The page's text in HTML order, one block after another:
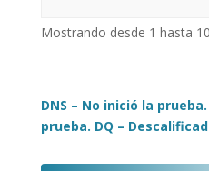
Mostrando desde 1 hasta
DNS – No inició la
prueba. DQ –